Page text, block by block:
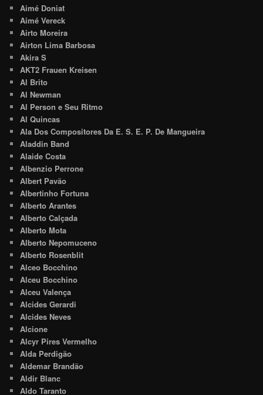
Aimé Doniat
Aimé Vereck
Airto Moreira
Airton Lima Barbosa
Akira S
AKT2 Frauen Kreisen
Al Brito
Al Newman
Al Person e Seu Ritmo
Al Quincas
Ala Dos Compositores Da E. S. E. P. De Mangueira
Aladdin Band
Alaide Costa
Albenzio Perrone
Albert Pavão
Albertinho Fortuna
Alberto Arantes
Alberto Calçada
Alberto Mota
Alberto Nepomuceno
Alberto Rosenblit
Alceo Bocchino
Alceu Bocchino
Alceu Valença
Alcides Gerardi
Alcides Neves
Alcione
Alcyr Pires Vermelho
Alda Perdigão
Aldemar Brandão
Aldir Blanc
Aldo Taranto